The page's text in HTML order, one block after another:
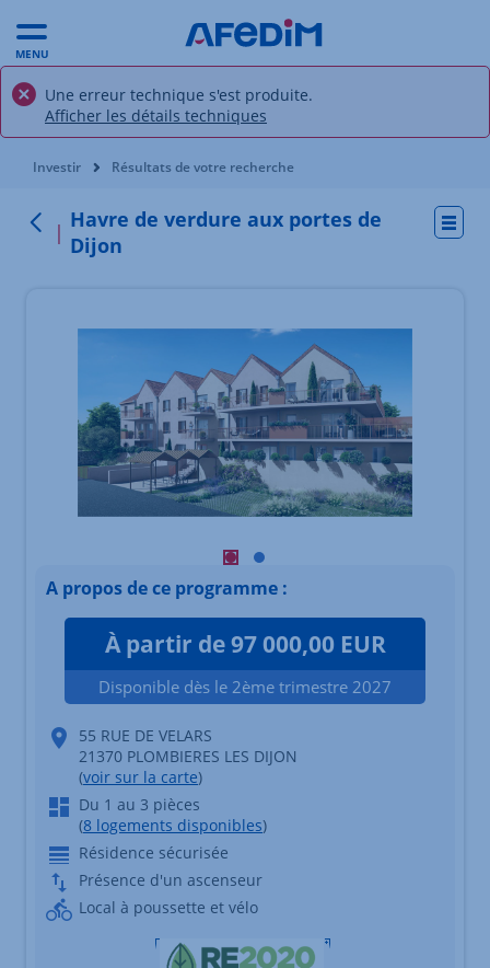
MENU
Une erreur technique s'est produite.
Afficher les détails techniques
Vous êtes ici:
Investir Résultats de votre recherche
Retour
Havre de verdure aux portes de
Dijon
Visuel principal mobile Afficher
Visuel principal mobile
A propos de ce programme :
À partir de 97 000,00 EUR
Disponible dès le 2ème trimestre 2027
55 RUE DE VELARS
21370 PLOMBIERES LES DIJON
(voir sur la carte)
Du 1 au 3 pièces
(8 logements disponibles)
Résidence sécurisée
Présence d'un ascenseur
Local à poussette et vélo